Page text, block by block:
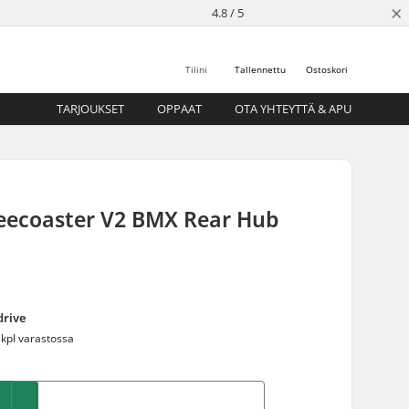
4.8 / 5 ×
Ostoskori
Tallennettu
Tilini
TARJOUKSET OPPAAT OTA YHTEYTTÄ & APU
V2 BMX Rear Hub
varastossa